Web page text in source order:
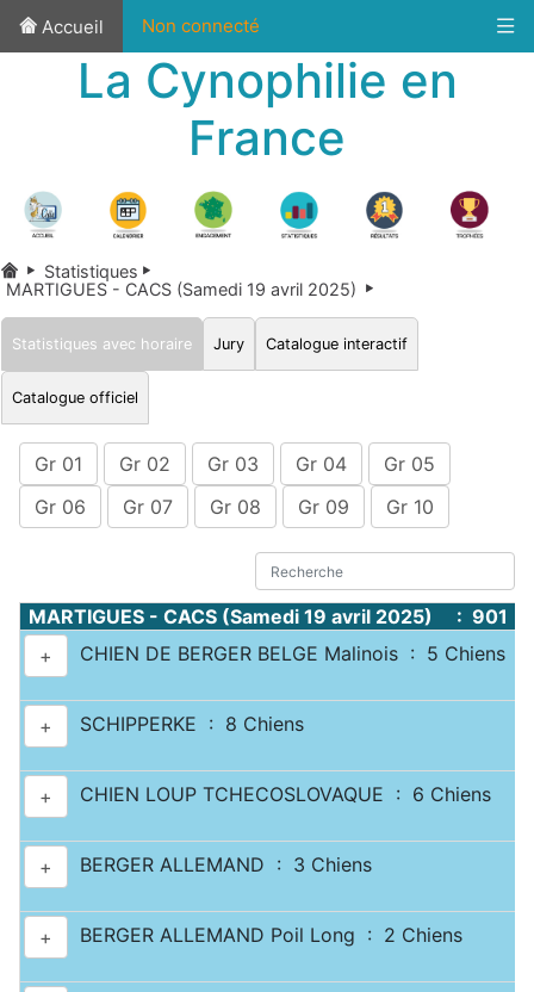
Accueil Non connecté
La Cynophilie en
France
Statistiques
MARTIGUES - CACS (Samedi 19 avril 2025)
Statistiques avec horaire Jury Catalogue interactif
Catalogue officiel
Gr 01 Gr 02 Gr 03 Gr 04
Gr 05
Gr 06
Gr 07 Gr 08 Gr 09 Gr 10
MARTIGUES - CACS (Samedi 19 avril 2025) : 901
+
CHIEN DE BERGER BELGE Malinois : 5 Chiens
+ SCHIPPERKE : 8 Chiens
+ CHIEN LOUP TCHECOSLOVAQUE : 6 Chiens
+ BERGER ALLEMAND : 3 Chiens
+ BERGER ALLEMAND Poil Long : 2 Chiens